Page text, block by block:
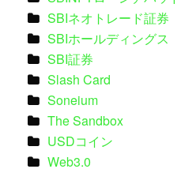
SBIネオトレード証券
SBIホールディングス
SBI証券
Slash Card
Soneium
The Sandbox
USDコイン
Web3.0